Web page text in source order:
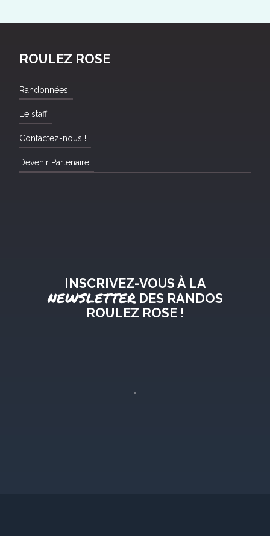
ROULEZ ROSE
Randonnées
Le staff
Contactez-nous !
Devenir Partenaire
INSCRIVEZ-VOUS À LA
NEWSLETTERDES RANDOS
ROULEZ ROSE !